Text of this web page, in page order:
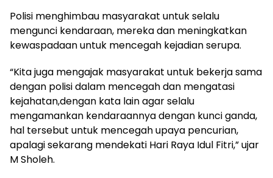
Polisi menghimbau masyarakat untuk selalu
mengunci kendaraan, mereka dan meningkatkan
kewaspadaan untuk mencegah kejadian serupa.
“Kita juga mengajak masyarakat untuk bekerja sama
dengan polisi dalam mencegah dan mengatasi
kejahatan,dengan kata lain agar selalu
mengamankan kendaraannya dengan kunci ganda,
hal tersebut untuk mencegah upaya pencurian,
apalagi sekarang mendekati Hari Raya Idul Fitri,” ujar
M Sholeh.